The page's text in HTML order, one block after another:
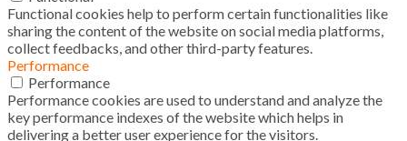
Functional cookies help to perform certain functionalities like
sharing the content of the website on social media platforms,
collect feedbacks, and other third-party features.
Performance
Performance
Performance cookies are used to understand and analyze the
key performance indexes of the website which helps in
delivering a better user experience for the visitors.